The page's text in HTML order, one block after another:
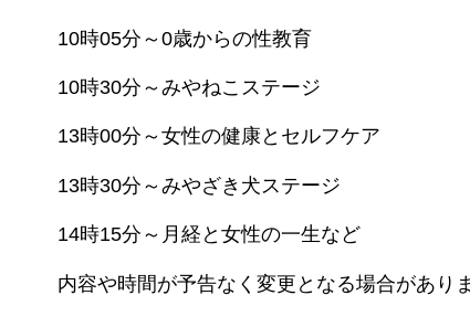
10時05分～0歳からの性教育
10時30分～みやねこステージ
13時00分～女性の健康とセルフケア
13時30分～みやざき犬ステージ
14時15分～月経と女性の一生など
内容や時間が予告なく変更となる場合があり